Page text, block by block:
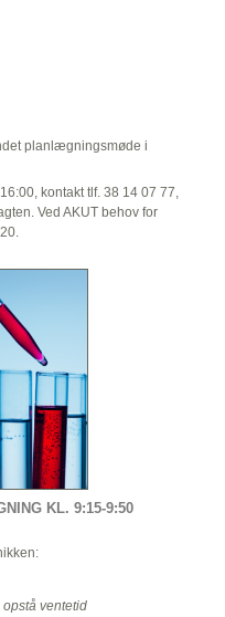
planlægningsmøde i
kontakt tlf. 38 14 07 77,
Ved AKUT behov for
KL. 9:15-9:50
ventetid